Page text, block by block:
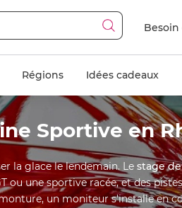
Besoin
Régions Idées cadeaux
Sportive en
la glace le lendemain. Le stage
une sportive racée, et des
un moniteur s'installe en